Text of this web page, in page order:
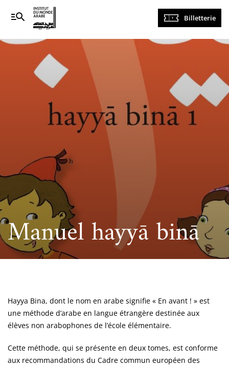
Navigation
principale
Billetterie
Manuel hayyā binā
Hayya Bina, dont le nom en arabe signifie « En avant ! » est
une méthode d’arabe en langue étrangère destinée aux
élèves non arabophones de l’école élémentaire.
Cette méthode, qui se présente en deux tomes, est conforme
aux recommandations du Cadre commun européen des